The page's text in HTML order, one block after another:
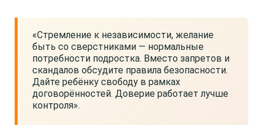
«Стремление к независимости, желание
быть со сверстниками — нормальные
потребности подростка. Вместо запретов и
скандалов обсудите правила безопасности.
Дайте ребёнку свободу в рамках
договорённостей. Доверие работает лучше
контроля».